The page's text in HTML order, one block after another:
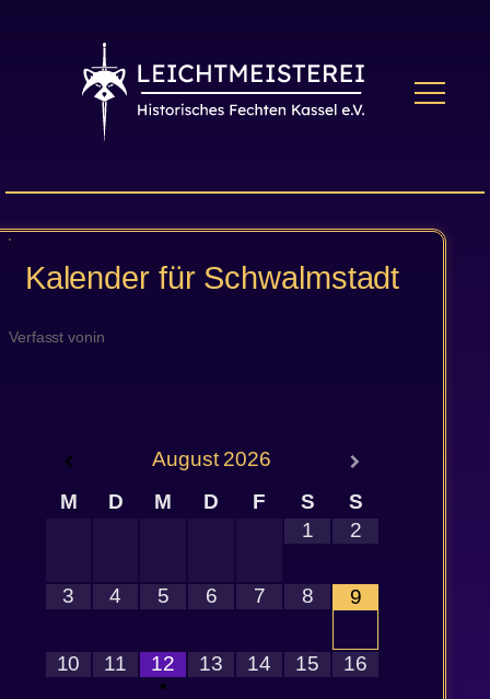
Kalender für Schwalmstadt
Verfasst vonin
August 2026
M
D M D F S
S
1
2
3 4 5 6 7 8 9
10 11
12
•
13 14 15 16